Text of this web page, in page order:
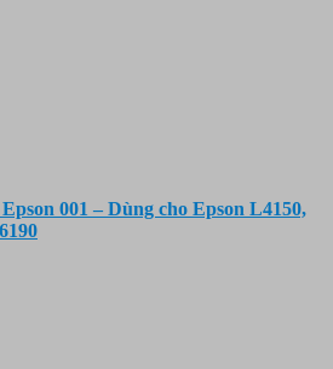
001 – Dùng cho Epson L4150,